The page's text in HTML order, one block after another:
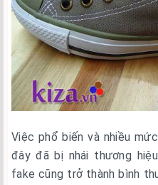
Việc phổ biến và nhiều
đây đã bị nhái thương
fake cũng trở thành bình